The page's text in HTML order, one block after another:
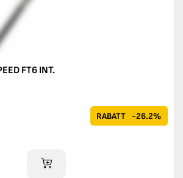
FT6 INT.
RABATT -26.2%
IM WARENKORB